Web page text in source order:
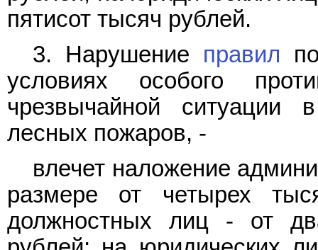
пятисот тысяч рублей.
3. Нарушение правил
условиях особого
чрезвычайной ситуации
лесных пожаров, -
влечет наложение
размере от четырех
должностных лиц - от